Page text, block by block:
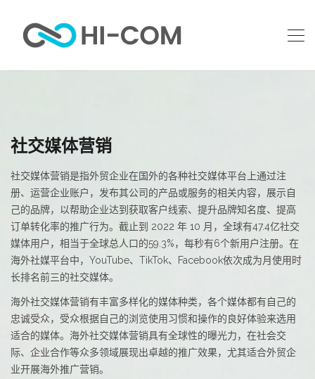
社交媒体营销
社交媒体营销是指外贸企业在国外的各种社交媒体平台上通过注
册、运营企业账户，发布其公司的产品或服务的相关内容，展示自
己的品牌，以帮助企业达到获取客户线索、提升品牌知名度、提高
订单转化率的推广行为。截止到 2022 年 10 月，全球有47.4亿社交
媒体用户，相当于全球总人口的59.3%，每秒有6个新用户注册。在
海外社媒平台中，YouTube、TikTok、Facebook依次成为月使用时
长排名前三的社交媒体。
海外社交媒体营销有丰富多样化的媒体种类，各个媒体都有自己的
忠诚受众，受众根据自己的浏览使用习惯和操作的良好体验来选用
适合的媒体。海外社交媒体营销具有全球性的曝光力，在社会交
际、企业合作等众多领域展现出卓越的推广效果，尤其适合外贸企
业开展海外推广营销。